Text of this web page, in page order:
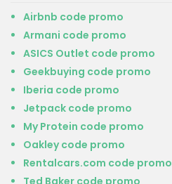
Airbnb code promo
Armani code promo
ASICS Outlet code promo
Geekbuying code promo
Iberia code promo
Jetpack code promo
My Protein code promo
Oakley code promo
Rentalcars.com code promo
Ted Baker code promo